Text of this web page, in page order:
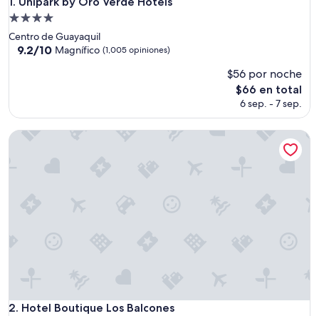
Propiedad
de
4.0
Centro de Guayaquil
9.2
9.2/10 Magnífico (1,005 opiniones)
$56 por noche
El
precio
es
$66 en total
6 sep. - 7 sep.
2. Hotel Boutique Los Balcones
Hotel Boutique Los Balcones
Hotel Boutique Los Balcones